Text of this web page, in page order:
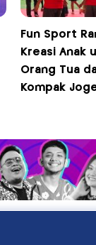
Fun Sport
Kreasi Anak
Orang Tua
Kompak